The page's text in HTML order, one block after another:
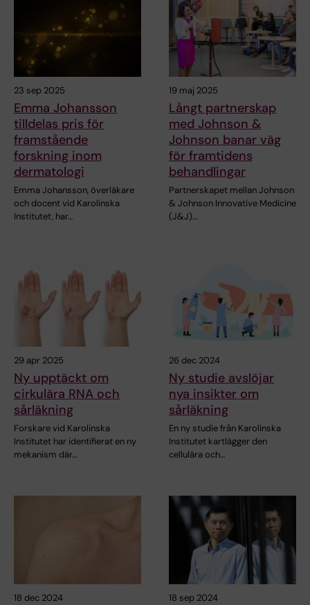
23 sep 2025
Emma Johansson
tilldelas pris för
framstående
forskning inom
dermatologi
Emma Johansson, överläkare
och docent vid Karolinska
Institutet, har…
19 maj 2025
Långt partnerskap
med Johnson &
Johnson banar väg
för framtidens
behandlingar
Partnerskapet mellan Johnson
& Johnson Innovative Medicine
(J&J)…
29 apr 2025
Ny upptäckt om
cirkulära RNA och
sårläkning
Forskare vid Karolinska
Institutet har identifierat en ny
mekanism där…
26 dec 2024
Ny studie avslöjar
nya insikter om
sårläkning
En ny studie från Karolinska
Institutet kartlägger den
cellulära och…
18 dec 2024 18 sep 2024